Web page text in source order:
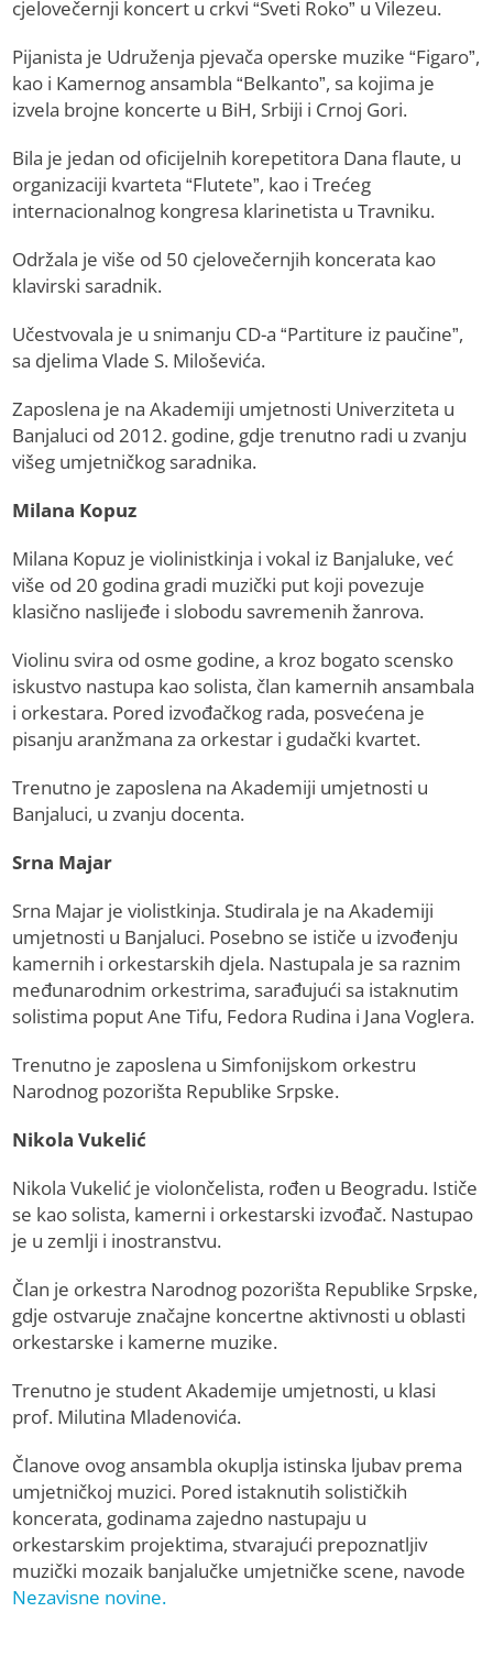
cjelovečernji koncert u crkvi “Sveti Roko” u Vilezeu.
Pijanista je Udruženja pjevača operske muzike “Figaro”,
kao i Kamernog ansambla “Belkanto”, sa kojima je
izvela brojne koncerte u BiH, Srbiji i Crnoj Gori.
Bila je jedan od oficijelnih korepetitora Dana flaute, u
organizaciji kvarteta “Flutete”, kao i Trećeg
internacionalnog kongresa klarinetista u Travniku.
Održala je više od 50 cjelovečernjih koncerata kao
klavirski saradnik.
Učestvovala je u snimanju CD-a “Partiture iz paučine”,
sa djelima Vlade S. Miloševića.
Zaposlena je na Akademiji umjetnosti Univerziteta u
Banjaluci od 2012. godine, gdje trenutno radi u zvanju
višeg umjetničkog saradnika.
Milana Kopuz
Milana Kopuz je violinistkinja i vokal iz Banjaluke, već
više od 20 godina gradi muzički put koji povezuje
klasično naslijeđe i slobodu savremenih žanrova.
Violinu svira od osme godine, a kroz bogato scensko
iskustvo nastupa kao solista, član kamernih ansambala
i orkestara. Pored izvođačkog rada, posvećena je
pisanju aranžmana za orkestar i gudački kvartet.
Trenutno je zaposlena na Akademiji umjetnosti u
Banjaluci, u zvanju docenta.
Srna Majar
Srna Majar je violistkinja. Studirala je na Akademiji
umjetnosti u Banjaluci. Posebno se ističe u izvođenju
kamernih i orkestarskih djela. Nastupala je sa raznim
međunarodnim orkestrima, sarađujući sa istaknutim
solistima poput Ane Tifu, Fedora Rudina i Jana Voglera.
Trenutno je zaposlena u Simfonijskom orkestru
Narodnog pozorišta Republike Srpske.
Nikola Vukelić
Nikola Vukelić je violončelista, rođen u Beogradu. Ističe
se kao solista, kamerni i orkestarski izvođač. Nastupao
je u zemlji i inostranstvu.
Član je orkestra Narodnog pozorišta Republike Srpske,
gdje ostvaruje značajne koncertne aktivnosti u oblasti
orkestarske i kamerne muzike.
Trenutno je student Akademije umjetnosti, u klasi
prof. Milutina Mladenovića.
Članove ovog ansambla okuplja istinska ljubav prema
umjetničkoj muzici. Pored istaknutih solističkih
koncerata, godinama zajedno nastupaju u
orkestarskim projektima, stvarajući prepoznatljiv
muzički mozaik banjalučke umjetničke scene, navode
Nezavisne novine.